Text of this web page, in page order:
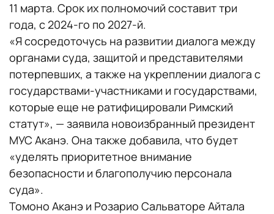
11 марта. Срок их полномочий составит три
года, с 2024-го по 2027-й.
«Я сосредоточусь на развитии диалога между
органами суда, защитой и представителями
потерпевших, а также на укреплении диалога с
государствами-участниками и государствами,
которые еще не ратифицировали Римский
статут», — заявила новоизбранный президент
МУС Аканэ. Она также добавила, что будет
«уделять приоритетное внимание
безопасности и благополучию персонала
суда».
Томоно Аканэ и Розарио Сальваторе Айтала